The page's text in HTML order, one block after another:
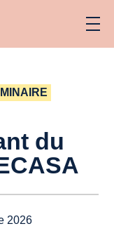
du
2026